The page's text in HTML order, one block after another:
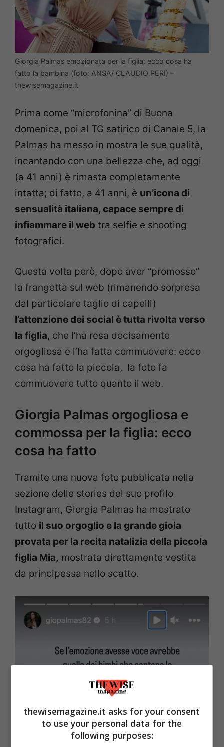
Giorgia Palmas emozionata per la figlia: ecco cosa ha
fatto la bambina (foto: ANSA/ CLAUDIO PERI) –
thewisemagazine.it
Prima come “microfonina” di Buona
domenica, poi al TG satirico di Canale 5, la
Palmas ha messo in mostra le sue qualità,
incantando con una bellezza che, ad oggi
(a 41 anni) è rimasta completamente
intatta; di fatto, a 41 anni, è un’icona di
sensualità italiana, capace sempre di
infiammare il web tra selfie e shooting
fotografici.
Questa volta però, dopo aver “promosso”
la frangetta sul web (rimanendo sorpresa
dal particolare taglio di capelli)
l’attenzione dei social è tutta rivolta verso
la figlia, che l’ha resa decisamente
orgogliosa e l’ha fatta commuovere: ecco
cosa ha fatto la piccola, la foto fa
commuovere tutto quanto il web.
Giorgia Palmas orgogliosa e
commossa per la figlia: ecco
cosa ha fatto
Tramite una nuova foto pubblicata nella
sezione delle stories del suo profilo
Instagram, Giorgia Palmas ha mostrato
tutto il suo orgoglio e la grande gioia
provata per la recita natalizia della piccola
figlia Mia, mostrata direttamente vestita
da principessa nello scatto.
thewisemagazine.it asks for your consent
to use your personal data for the
following purposes: